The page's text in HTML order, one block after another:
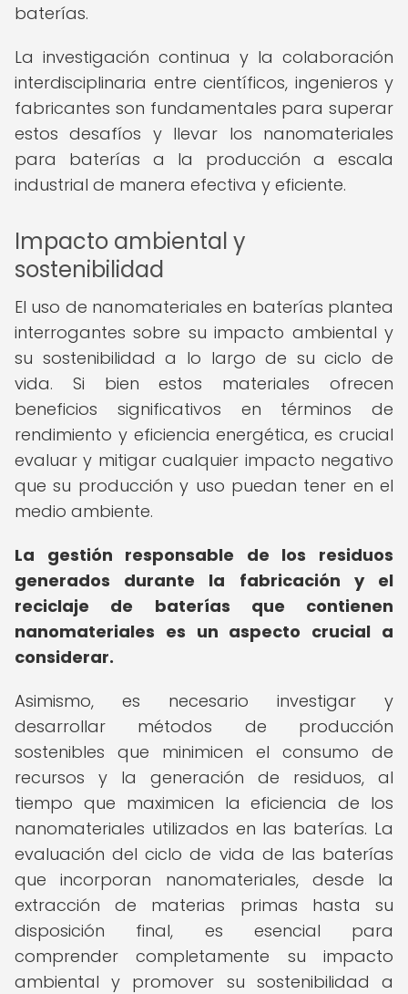
baterías.
La investigación continua y la colaboración
interdisciplinaria entre científicos, ingenieros y
fabricantes son fundamentales para superar
estos desafíos y llevar los nanomateriales
para baterías a la producción a escala
industrial de manera efectiva y eficiente.
Impacto ambiental y
sostenibilidad
El uso de nanomateriales en baterías plantea
interrogantes sobre su impacto ambiental y
su sostenibilidad a lo largo de su ciclo de
vida. Si bien estos materiales ofrecen
beneficios significativos en términos de
rendimiento y eficiencia energética, es crucial
evaluar y mitigar cualquier impacto negativo
que su producción y uso puedan tener en el
medio ambiente.
La gestión responsable de los residuos
generados durante la fabricación y el
reciclaje de baterías que contienen
nanomateriales es un aspecto crucial a
considerar.
Asimismo, es necesario investigar y
desarrollar métodos de producción
sostenibles que minimicen el consumo de
recursos y la generación de residuos, al
tiempo que maximicen la eficiencia de los
nanomateriales utilizados en las baterías. La
evaluación del ciclo de vida de las baterías
que incorporan nanomateriales, desde la
extracción de materias primas hasta su
disposición final, es esencial para
comprender completamente su impacto
ambiental y promover su sostenibilidad a